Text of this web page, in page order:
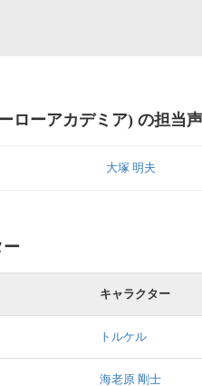
ローアカデミア) の担当
大塚 明夫
ー
キャラクター
トルケル
海老原 剛士